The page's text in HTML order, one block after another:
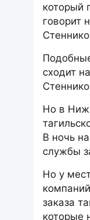
который
говорит
сходит
Но в
В ночь
службы
Но у
заказа
которые